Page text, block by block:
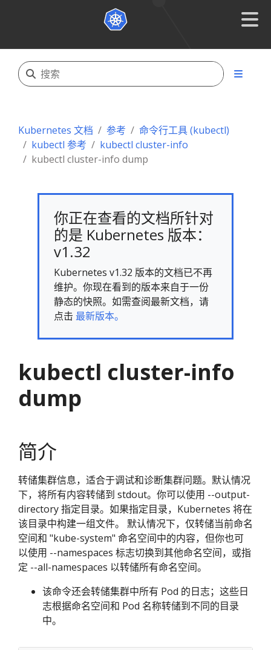
Kubernetes 文档 参考
命令行工具 (kubectl)
kubectl 参考
kubectl cluster-info
kubectl cluster-info dump
你正在查看的文档所针对
的是 Kubernetes 版本：
v1.32
Kubernetes v1.32 版本的文档已不再
维护。你现在看到的版本来自于一份
静态的快照。如需查阅最新文档，请
点击 最新版本。
kubectl cluster-info
dump
简介
转储集群信息，适合于调试和诊断集群问题。默认情况
下，将所有内容转储到 stdout。你可以使用 --output-
directory 指定目录。如果指定目录，Kubernetes 将在
该目录中构建一组文件。 默认情况下，仅转储当前命名
空间和 "kube-system" 命名空间中的内容，但你也可
以使用 --namespaces 标志切换到其他命名空间，或指
定 --all-namespaces 以转储所有命名空间。
该命令还会转储集群中所有 Pod 的日志；这些日
志根据命名空间和 Pod 名称转储到不同的目录
中。